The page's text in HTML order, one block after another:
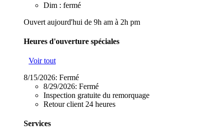
Dim : fermé
Ouvert aujourd'hui de 9h am à 2h pm
Heures d'ouverture spéciales
Voir tout
8/15/2026: Fermé
8/29/2026: Fermé
Inspection gratuite du remorquage
Retour client 24 heures
Services